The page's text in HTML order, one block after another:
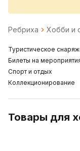
Ребриха Хобби и
Туристическое
Билеты на
Спорт и отдых
Коллекционирование
Товары для